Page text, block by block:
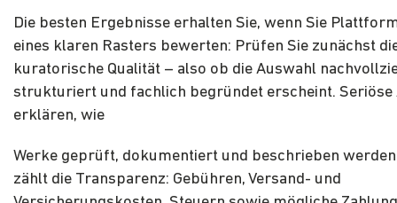
Die besten Ergebnisse erhalten Sie, wenn Sie
eines klaren Rasters bewerten: Prüfen Sie zunächst
kuratorische Qualität – also ob die Auswahl
strukturiert und fachlich begründet erscheint. Seriöse
erklären, wie
Werke geprüft, dokumentiert und beschrieben
zählt die Transparenz: Gebühren, Versand- und